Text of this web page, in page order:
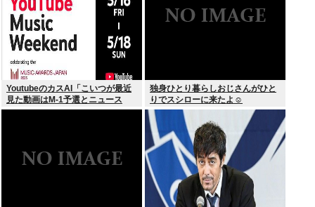
YoutubeのカスAI「こいつが最近
見た動画はM-1予選とニュース
か…」
独身ひとり暮らしおじさんがひと
りでスシローに来たよ☺